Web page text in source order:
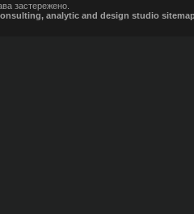
застережено.
analytic and design studio